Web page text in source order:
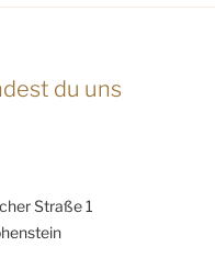
du uns
Straße 1